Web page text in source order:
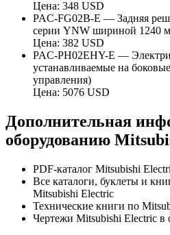
Цена: 348 USD
PAC-FG02B-E — Задняя
серии YNW шириной 1240
Цена: 382 USD
PAC-PH02EHY-E —
устанавливаемые на
управления)
Цена: 5076 USD
Дополнительная
оборудованию
PDF-каталог Mitsubishi
Все каталоги, буклеты и
Mitsubishi Electric
Технические книги по
Чертежи Mitsubishi Electric в